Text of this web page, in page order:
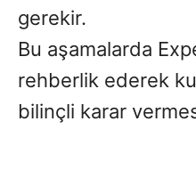
gerekir.
Bu aşamalarda
rehberlik ederek
bilinçli karar